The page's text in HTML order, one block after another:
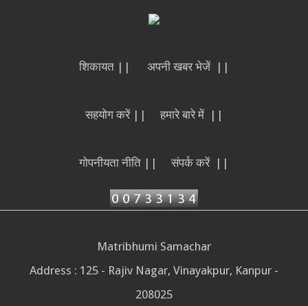
शिकायत || अपनी खबर भेजें ||
सहयोग करें || हमारे बारे में ||
गोपनीयता नीति || संपर्क करें ||
Matribhumi Samachar
Address : 125 - Rajiv Nagar, Vinayakpur, Kanpur -
208025